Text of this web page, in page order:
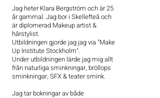
Jag heter Klara Bergström och är 25
år gammal. Jag bor i Skellefteå och
är diplomerad Makeup artist &
hårstylist.
Utbildningen gjorde jag jag via "Make
Up Institute Stockholm".
Under utbildningen lärde jag mig allt
från naturliga sminkningar, bröllops
sminkningar, SFX & teater smink.
Jag tar bokningar av både